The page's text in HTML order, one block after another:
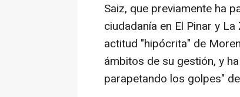
Saiz, que previamente ha
ciudadanía en El Pinar y
actitud "hipócrita" de
ámbitos de su gestión, y
parapetando los golpes"